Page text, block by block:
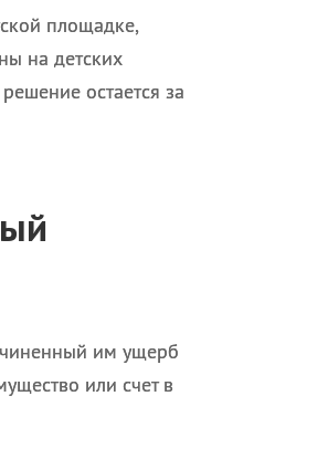
площадке,
на детских
остается за
им ущерб
или счет в